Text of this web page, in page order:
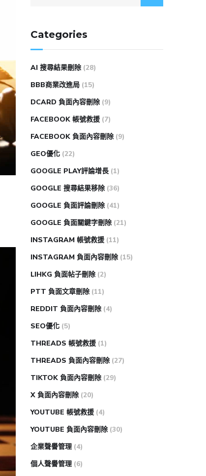
Categories
AI 搜尋結果刪除 (28)
BBB商業改進局 (15)
DCARD 負面內容刪除 (9)
FACEBOOK 帳號救援 (7)
FACEBOOK 負面內容刪除 (9)
GEO優化 (22)
GOOGLE PLAY評論增長 (1)
GOOGLE 搜尋結果移除 (36)
GOOGLE 負面評論刪除 (41)
GOOGLE 負面關鍵字刪除 (21)
INSTAGRAM 帳號救援 (11)
INSTAGRAM 負面內容刪除 (15)
LIHKG 負面帖子刪除 (2)
PTT 負面文章刪除 (11)
REDDIT 負面內容刪除 (4)
SEO優化 (5)
THREADS 帳號救援 (1)
THREADS 負面內容刪除 (27)
TIKTOK 負面內容刪除 (29)
X 負面內容刪除 (20)
YOUTUBE 帳號救援 (4)
YOUTUBE 負面內容刪除 (30)
企業聲譽管理 (4)
個人聲譽管理 (6)